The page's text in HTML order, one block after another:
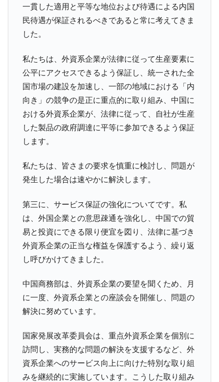
一貫した適用と平等な地位および待遇による内国
民待遇が保証されるべきであると常に考えてきま
した。
私たちは、外資系企業が法律に従って生産要素に
公平にアクセスできるよう保証し、統一された全
国市場の建設を加速し、一部の地域における「内
向き」の競争の是正に重点的に取り組み、中国に
おける外資系企業が、法律に従って、自社が生産
した製品の政府調達に平等に参加できるよう保証
します。
私たちは、皆さまの要求を慎重に検討し、問題が
発生した場合は速やかに解決します。
第三に、サービス保証の強化についてです。私
は、外国企業との意思疎通を強化し、中国での貿
易と投資にできる限り便宜を図り、法律に基づき
外資系企業の正当な権益を保護するよう、繰り返
し呼びかけてきました。
中国商務部は、外資系企業の要望を聞くため、月
に一度、外資系企業との座談会を開催し、問題の
解決に努めています。
国家発展改革委員会は、重点外資系企業を個別に
訪問し、実務的な問題の解決を支援するなど、外
資系企業へのサービス向上に向けた特別な取り組
みを継続的に実施しています。こうした取り組み